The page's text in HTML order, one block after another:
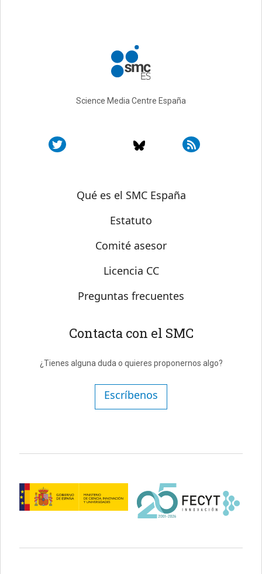
Science Media Centre España
Sobre SMC España
Qué es el SMC España
Estatuto
Comité asesor
Licencia CC
Preguntas frecuentes
Contacta con el SMC
¿Tienes alguna duda o quieres proponernos algo?
Escríbenos